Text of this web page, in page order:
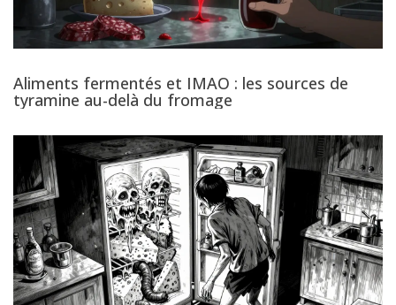
Aliments fermentés et IMAO : les sources de
tyramine au-delà du fromage